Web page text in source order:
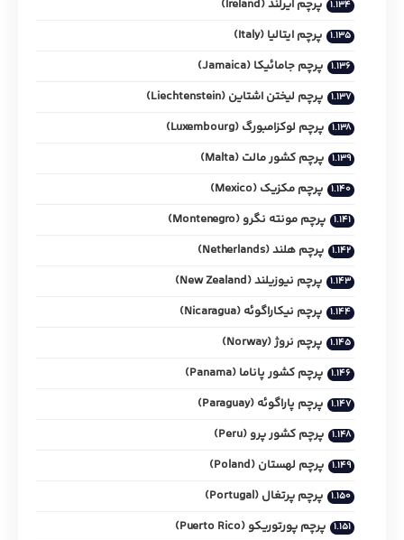
پرچم ایرلند (Ireland)
پرچم ایتالیا (Italy)
پرچم جامائیکا (Jamaica)
پرچم لیختن اشتاین (Liechtenstein)
پرچم لوکزامبورگ (Luxembourg)
پرچم کشور مالت (Malta)
پرچم مکزیک (Mexico)
پرچم مونته نگرو (Montenegro)
پرچم هلند (Netherlands)
پرچم نیوزیلند (New Zealand)
پرچم نیکاراگوئه (Nicaragua)
پرچم نروژ (Norway)
پرچم کشور پاناما (Panama)
پرچم پاراگوئه (Paraguay)
پرچم کشور پرو (Peru)
پرچم لهستان (Poland)
پرچم پرتغال (Portugal)
پرچم پورتوریکو (Puerto Rico)